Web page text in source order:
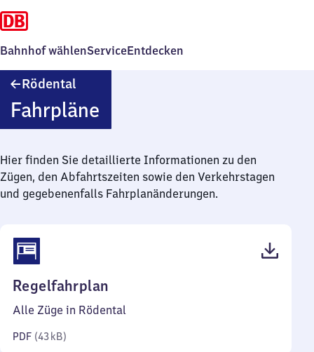
Bahnhof wählenServiceEntdecken
Rödental
Fahrpläne
Hier finden Sie detaillierte Informationen zu den
Zügen, den Abfahrtszeiten sowie den Verkehrstagen
und gegebenenfalls Fahrplanänderungen.
Regelfahrplan
43
Alle Züge in Rödental
PDF (43 kB)